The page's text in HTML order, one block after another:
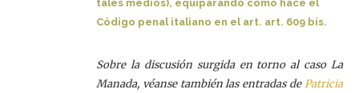
tales medios), equiparando como hace el
Código penal italiano en el art. art. 609 bis.
Sobre la discusión surgida en torno al caso La
Manada, véanse también las entradas dePatricia